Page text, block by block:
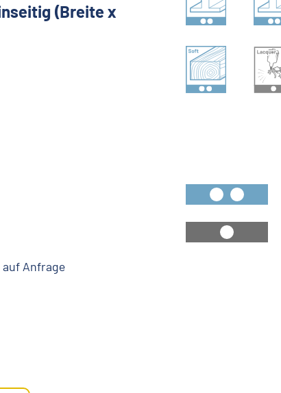
(Breite x
Anfrage